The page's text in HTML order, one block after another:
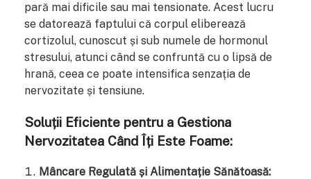
pară mai dificile sau mai tensionate. Acest lucru
se datorează faptului că corpul eliberează
cortizolul, cunoscut și sub numele de hormonul
stresului, atunci când se confruntă cu o lipsă de
hrană, ceea ce poate intensifica senzația de
nervozitate și tensiune.
Soluții Eficiente pentru a Gestiona
Nervozitatea Când Îți Este Foame:
Mâncare Regulată și Alimentație Sănătoasă: